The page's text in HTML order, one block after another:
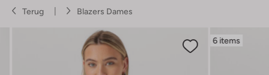
Terug Blazers Dames
6 items